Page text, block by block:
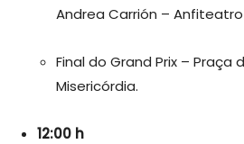
Andrea Carrión – Anfiteatro
Final do Grand Prix – Praça
Misericórdia.
12:00 h